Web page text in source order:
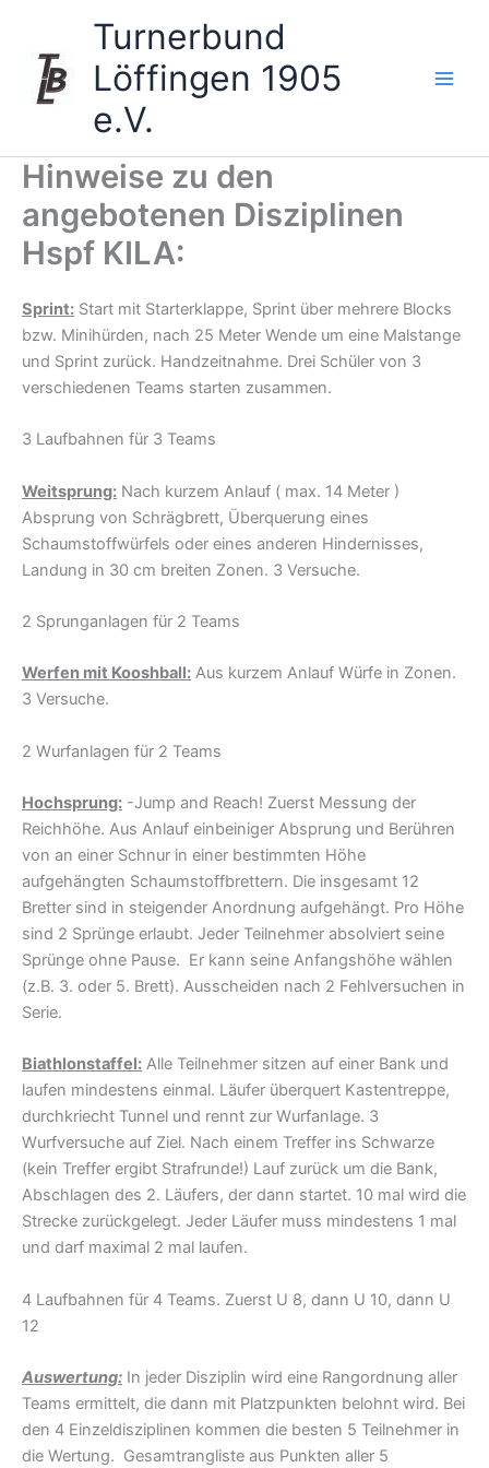
springen
Turnerbund
Löffingen 1905
e.V.
Hinweise zu den
angebotenen Disziplinen
Hspf KILA:
Sprint: Start mit Starterklappe, Sprint über mehrere Blocks
bzw. Minihürden, nach 25 Meter Wende um eine Malstange
und Sprint zurück. Handzeitnahme. Drei Schüler von 3
verschiedenen Teams starten zusammen.
3 Laufbahnen für 3 Teams
Weitsprung: Nach kurzem Anlauf ( max. 14 Meter )
Absprung von Schrägbrett, Überquerung eines
Schaumstoffwürfels oder eines anderen Hindernisses,
Landung in 30 cm breiten Zonen. 3 Versuche.
2 Sprunganlagen für 2 Teams
Werfen mit Kooshball: Aus kurzem Anlauf Würfe in Zonen.
3 Versuche.
2 Wurfanlagen für 2 Teams
Hochsprung: -Jump and Reach! Zuerst Messung der
Reichhöhe. Aus Anlauf einbeiniger Absprung und Berühren
von an einer Schnur in einer bestimmten Höhe
aufgehängten Schaumstoffbrettern. Die insgesamt 12
Bretter sind in steigender Anordnung aufgehängt. Pro Höhe
sind 2 Sprünge erlaubt. Jeder Teilnehmer absolviert seine
Sprünge ohne Pause. Er kann seine Anfangshöhe wählen
(z.B. 3. oder 5. Brett). Ausscheiden nach 2 Fehlversuchen in
Serie.
Biathlonstaffel: Alle Teilnehmer sitzen auf einer Bank und
laufen mindestens einmal. Läufer überquert Kastentreppe,
durchkriecht Tunnel und rennt zur Wurfanlage. 3
Wurfversuche auf Ziel. Nach einem Treffer ins Schwarze
(kein Treffer ergibt Strafrunde!) Lauf zurück um die Bank,
Abschlagen des 2. Läufers, der dann startet. 10 mal wird die
Strecke zurückgelegt. Jeder Läufer muss mindestens 1 mal
und darf maximal 2 mal laufen.
4 Laufbahnen für 4 Teams. Zuerst U 8, dann U 10, dann U
12
Auswertung: In jeder Disziplin wird eine Rangordnung aller
Teams ermittelt, die dann mit Platzpunkten belohnt wird. Bei
den 4 Einzeldisziplinen kommen die besten 5 Teilnehmer in
die Wertung. Gesamtrangliste aus Punkten aller 5